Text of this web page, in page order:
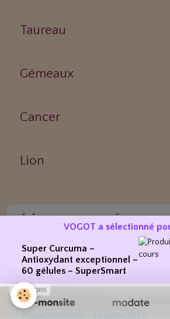
Taureau
Gémeaux
Cancer
Lion
RÉFÉRENCEMENT & PRÉSENCE WEB
VOGOT est présent dans des annuaires
leur qualité et leur cohérence :
Maxannu – Bien-être
NosAvis – Naturopathes
AjoutezVotreSite
ReachConversion – Sélection 2025
VOGOT a sélectionné
Super Curcuma –
Antioxydant exceptionnel –
60 gélules – SuperSmart
SPONSORS